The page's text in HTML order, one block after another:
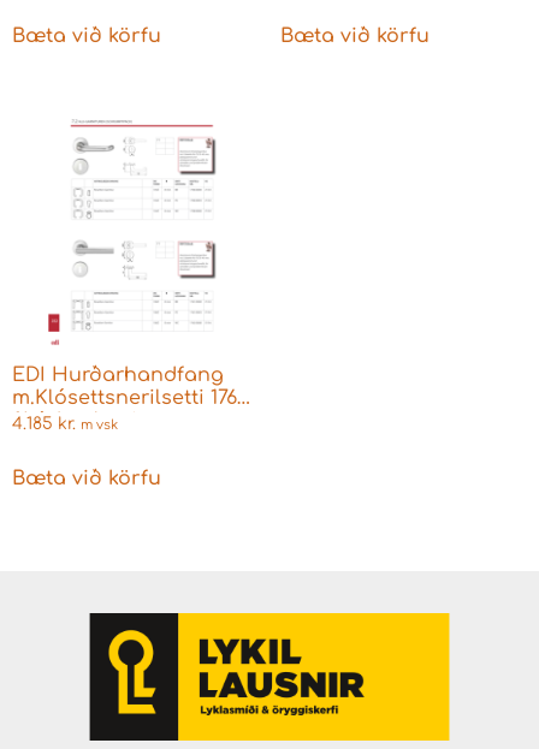
læsingar
Bæta við körfu
svart
Bæta við körfu
EDI Hurðarhandfang
m.Klósettsnerilsetti 1763
f.Þýskar læsingar
4.185 kr. m vsk
Bæta við körfu